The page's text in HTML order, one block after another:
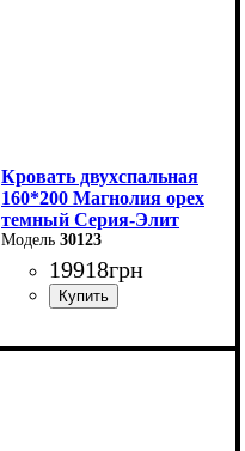
Кровать двухспальная
160*200 Магнолия орех
темный Серия-Элит
30123
19918грн
Ширина: 168 см